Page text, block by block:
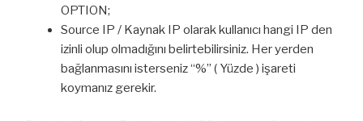
OPTION;
Source IP / Kaynak IP olarak kullanıcı hangi IP den
izinli olup olmadığını belirtebilirsiniz. Her yerden
bağlanmasını isterseniz “%” ( Yüzde ) işareti
koymanız gerekir.